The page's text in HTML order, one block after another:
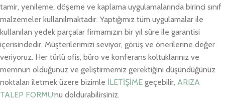
tamir, yenileme, döşeme ve kaplama uygulamalarında birinci sınıf
malzemeler kullanılmaktadır. Yaptığımız tüm uygulamalar ile
kullanılan yedek parçalar firmamızın bir yıl süre ile garantisi
içerisindedir. Müşterilerimizi seviyor, görüş ve önerilerine değer
veriyoruz. Her türlü ofis, büro ve konferans koltuklarınız ve
memnun olduğunuz ve geliştirmemiz gerektiğini düşündüğünüz
noktaları iletmek üzere bizimle İLETİŞİME geçebilir, ARIZA
TALEP FORMU‘nu doldurabilirsiniz.